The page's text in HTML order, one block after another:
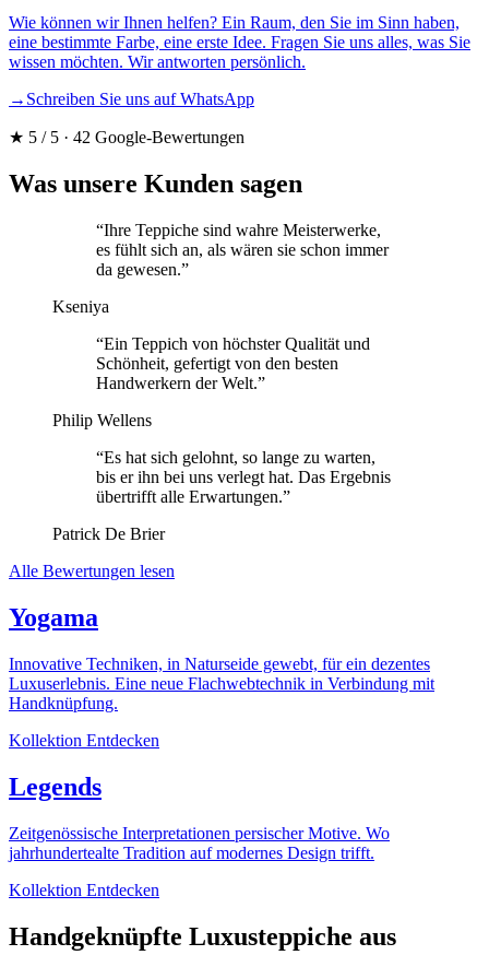
Wie können wir Ihnen helfen? Ein Raum, den Sie im Sinn haben,
eine bestimmte Farbe, eine erste Idee. Fragen Sie uns alles, was Sie
wissen möchten. Wir antworten persönlich.
→ Schreiben Sie uns auf WhatsApp
★ 5 / 5 · 42 Google-Bewertungen
Was unsere Kunden sagen
“Ihre Teppiche sind wahre Meisterwerke,
es fühlt sich an, als wären sie schon immer
da gewesen.”
Kseniya
“Ein Teppich von höchster Qualität und
Schönheit, gefertigt von den besten
Handwerkern der Welt.”
Philip Wellens
“Es hat sich gelohnt, so lange zu warten,
bis er ihn bei uns verlegt hat. Das Ergebnis
übertrifft alle Erwartungen.”
Patrick De Brier
Alle Bewertungen lesen
Yogama
Innovative Techniken, in Naturseide gewebt, für ein dezentes
Luxuserlebnis. Eine neue Flachwebtechnik in Verbindung mit
Handknüpfung.
Kollektion Entdecken
Legends
Zeitgenössische Interpretationen persischer Motive. Wo
jahrhundertealte Tradition auf modernes Design trifft.
Kollektion Entdecken
Handgeknüpfte Luxusteppiche aus